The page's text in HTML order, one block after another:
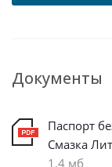
Документы
Паспорт
Смазка
1,4 мб